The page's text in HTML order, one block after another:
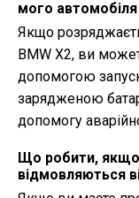
мого автомобіля
Якщо
BMW X2, ви
допомогою
зарядженою
допомогу
Що робити, якщо
відмовляються